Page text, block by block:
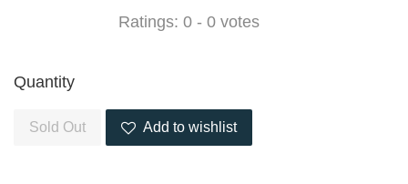
Ratings: 0 - 0 votes
Quantity
Sold Out Add to wishlist